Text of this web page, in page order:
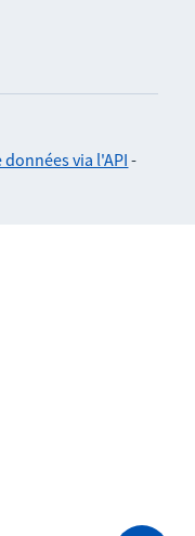
via l'API -